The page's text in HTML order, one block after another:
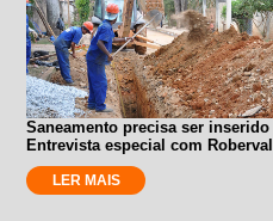
Saneamento precisa ser
Entrevista especial com
LER MAIS